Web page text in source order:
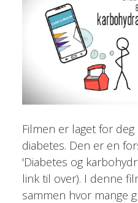
Filmen er laget for
diabetes. Den er en
'Diabetes og
link til over). I denne
sammen hvor mange